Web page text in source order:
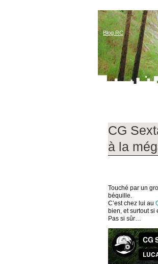
Blog RC
CG
à la
Touché par un
béquille.
C’est chez lui au
bien, et surtout si
Pas si sûr…